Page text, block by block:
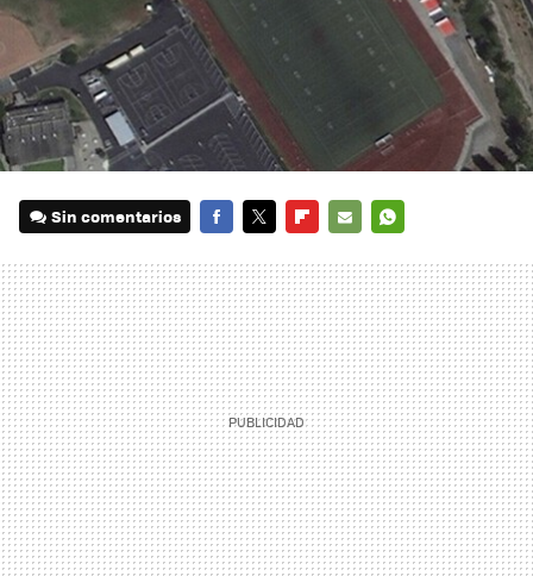
Sin comentarios
MAIL